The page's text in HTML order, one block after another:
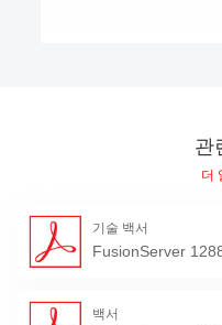
관
더
기술 백서
FusionServer
백서